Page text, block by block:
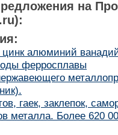
на
цинк алюминий
ферросплавы
гаек, заклепок,
металла. Более 620